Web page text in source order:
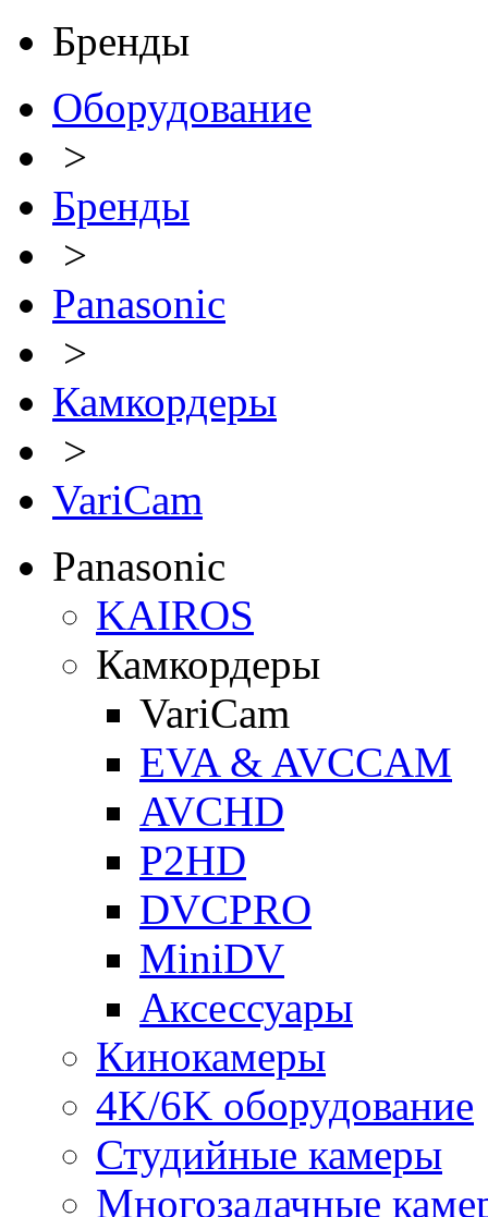
Бренды
Оборудование
>
Бренды
>
Panasonic
>
Камкордеры
>
VariCam
Panasonic
KAIROS
Камкордеры
VariCam
EVA & AVCCAM
AVCHD
P2HD
DVCPRO
MiniDV
Аксессуары
Кинокамеры
4K/6K оборудование
Студийные камеры
Многозадачные